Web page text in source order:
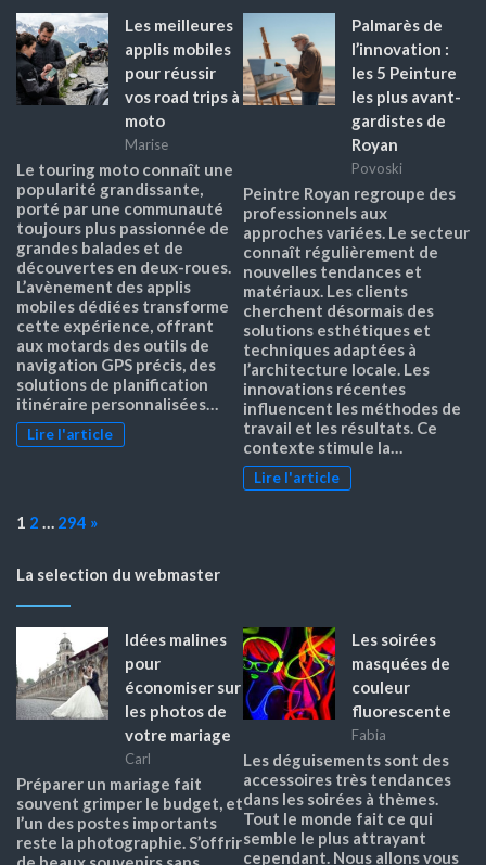
Les meilleures
applis mobiles
pour réussir
vos road trips à
moto
Marise
Le touring moto connaît une
popularité grandissante,
porté par une communauté
toujours plus passionnée de
grandes balades et de
découvertes en deux-roues.
L’avènement des applis
mobiles dédiées transforme
cette expérience, offrant
aux motards des outils de
navigation GPS précis, des
solutions de planification
itinéraire personnalisées…
Lire l'article
Palmarès de
l’innovation :
les 5 Peinture
les plus avant-
gardistes de
Royan
Povoski
Peintre Royan regroupe des
professionnels aux
approches variées. Le secteur
connaît régulièrement de
nouvelles tendances et
matériaux. Les clients
cherchent désormais des
solutions esthétiques et
techniques adaptées à
l’architecture locale. Les
innovations récentes
influencent les méthodes de
travail et les résultats. Ce
contexte stimule la…
Lire l'article
Page:
1 2 … 294 Next
»
La selection du webmaster
Idées malines
pour
économiser sur
les photos de
votre mariage
Carl
Préparer un mariage fait
souvent grimper le budget, et
l’un des postes importants
reste la photographie. S’offrir
Les soirées
masquées de
couleur
fluorescente
Fabia
Les déguisements sont des
accessoires très tendances
dans les soirées à thèmes.
Tout le monde fait ce qui
semble le plus attrayant
cependant. Nous allons vous